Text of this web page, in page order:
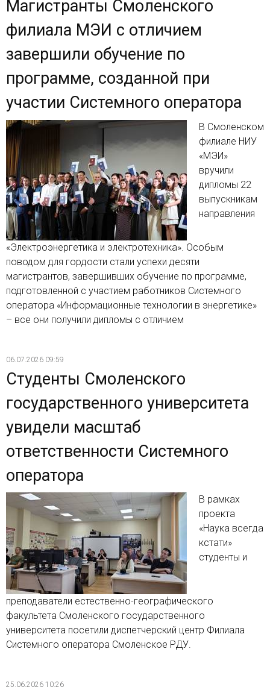
Магистранты Смоленского
филиала МЭИ с отличием
завершили обучение по
программе, созданной при
участии Системного оператора
В Смоленском
филиале НИУ
«МЭИ»
вручили
дипломы 22
выпускникам
направления
«Электроэнергетика и электротехника». Особым
поводом для гордости стали успехи десяти
магистрантов, завершивших обучение по программе,
подготовленной с участием работников Системного
оператора «Информационные технологии в энергетике»
– все они получили дипломы с отличием
06.07.2026 09:59
Студенты Смоленского
государственного университета
увидели масштаб
ответственности Системного
оператора
В рамках
проекта
«Наука всегда
кстати»
студенты и
преподаватели естественно-географического
факультета Смоленского государственного
университета посетили диспетчерский центр Филиала
Системного оператора Смоленское РДУ.
25.06.2026 10:26